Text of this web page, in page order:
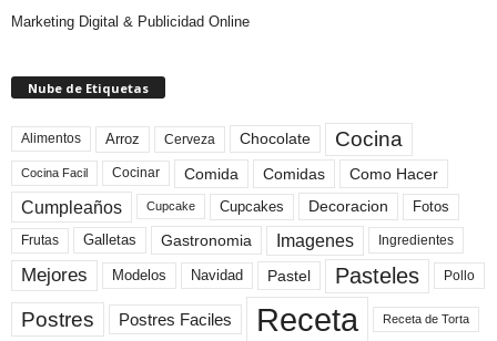
Marketing Digital & Publicidad Online
Nube de Etiquetas
Alimentos Arroz Cerveza Chocolate Cocina
Cocina Facil Cocinar Comida Comidas Como Hacer
Cumpleaños Cupcake Cupcakes Decoracion Fotos
Frutas Galletas Gastronomia Imagenes Ingredientes
Mejores Modelos Navidad Pastel Pasteles Pollo
Postres Postres Faciles Receta Receta de Torta